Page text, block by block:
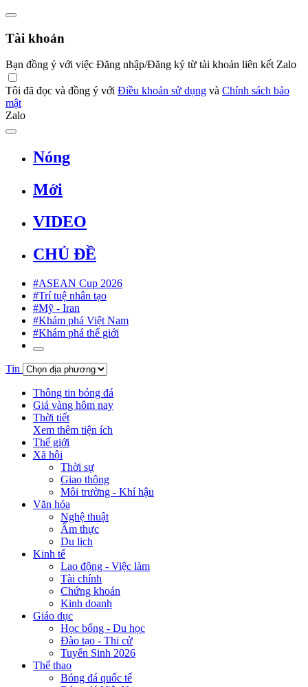
Tài khoản
Bạn đồng ý với việc Đăng nhập/Đăng ký từ tài khoản liên kết Zalo
Tôi đã đọc và đồng ý với Điều khoản sử dụng và Chính sách bảo
mật
Zalo
Nóng
Mới
VIDEO
CHỦ ĐỀ
#ASEAN Cup 2026
#Trí tuệ nhân tạo
#Mỹ - Iran
#Khám phá Việt Nam
#Khám phá thế giới
Tin
Thông tin bóng đá
Giá vàng hôm nay
Thời tiết
Xem thêm tiện ích
Thế giới
Xã hội
Thời sự
Giao thông
Môi trường - Khí hậu
Văn hóa
Nghệ thuật
Ẩm thực
Du lịch
Kinh tế
Lao động - Việc làm
Tài chính
Chứng khoán
Kinh doanh
Giáo dục
Học bổng - Du học
Đào tạo - Thi cử
Tuyển Sinh 2026
Thể thao
Bóng đá quốc tế